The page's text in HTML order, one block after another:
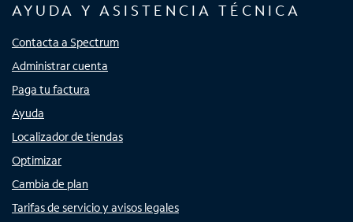
AYUDA Y ASISTENCIA TÉCNICA
Contacta a Spectrum
Administrar cuenta
Paga tu factura
Ayuda
Localizador de tiendas
Optimizar
Cambia de plan
Tarifas de servicio y avisos legales